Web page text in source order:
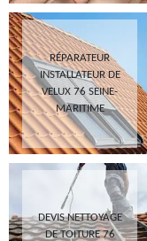
RÉPARATEUR
INSTALLATEUR DE
VELUX 76 SEINE-
MARITIME
DEVIS NETTOYAGE
DE TOITURE 76